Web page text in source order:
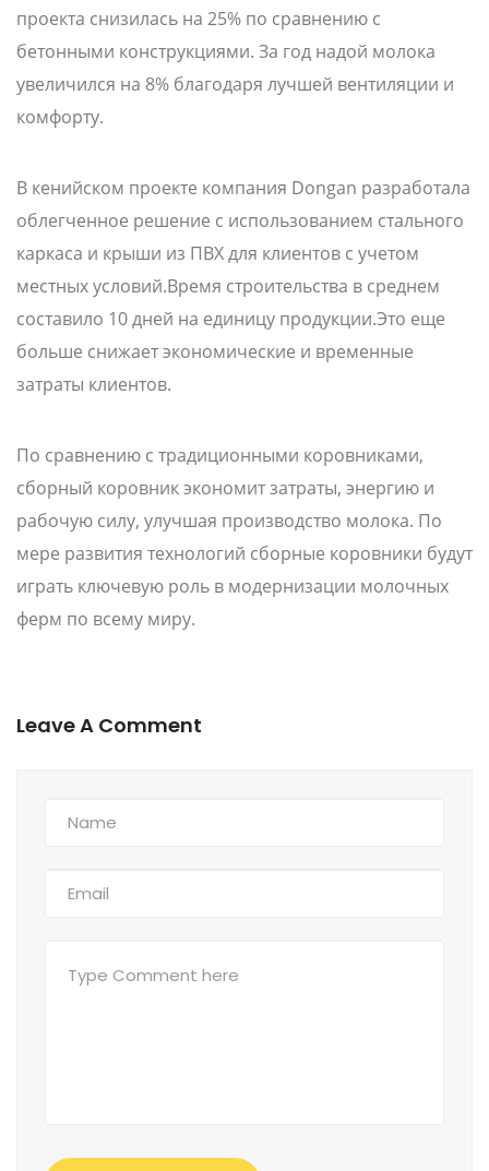
проекта снизилась на 25% по сравнению с
бетонными конструкциями. За год надой молока
увеличился на 8% благодаря лучшей вентиляции и
комфорту.
В кенийском проекте компания Dongan разработала
облегченное решение с использованием стального
каркаса и крыши из ПВХ для клиентов с учетом
местных условий.Время строительства в среднем
составило 10 дней на единицу продукции.Это еще
больше снижает экономические и временные
затраты клиентов.
По сравнению с традиционными коровниками,
сборный коровник экономит затраты, энергию и
рабочую силу, улучшая производство молока. По
мере развития технологий сборные коровники будут
играть ключевую роль в модернизации молочных
ферм по всему миру.
Leave A Comment